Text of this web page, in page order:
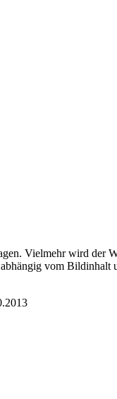
Vielmehr wird der
vom Bildinhalt